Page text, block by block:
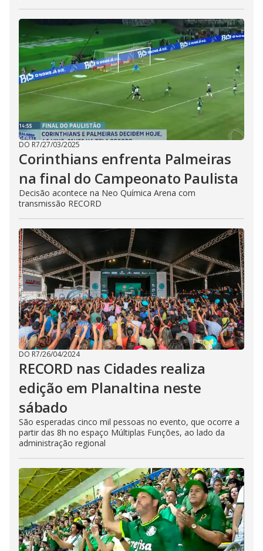
DO R7/27/03/2025
Corinthians enfrenta Palmeiras
na final do Campeonato Paulista
Decisão acontece na Neo Química Arena com
transmissão RECORD
DO R7/26/04/2024
RECORD nas Cidades realiza
edição em Planaltina neste
sábado
São esperadas cinco mil pessoas no evento, que ocorre a
partir das 8h no espaço Múltiplas Funções, ao lado da
administração regional